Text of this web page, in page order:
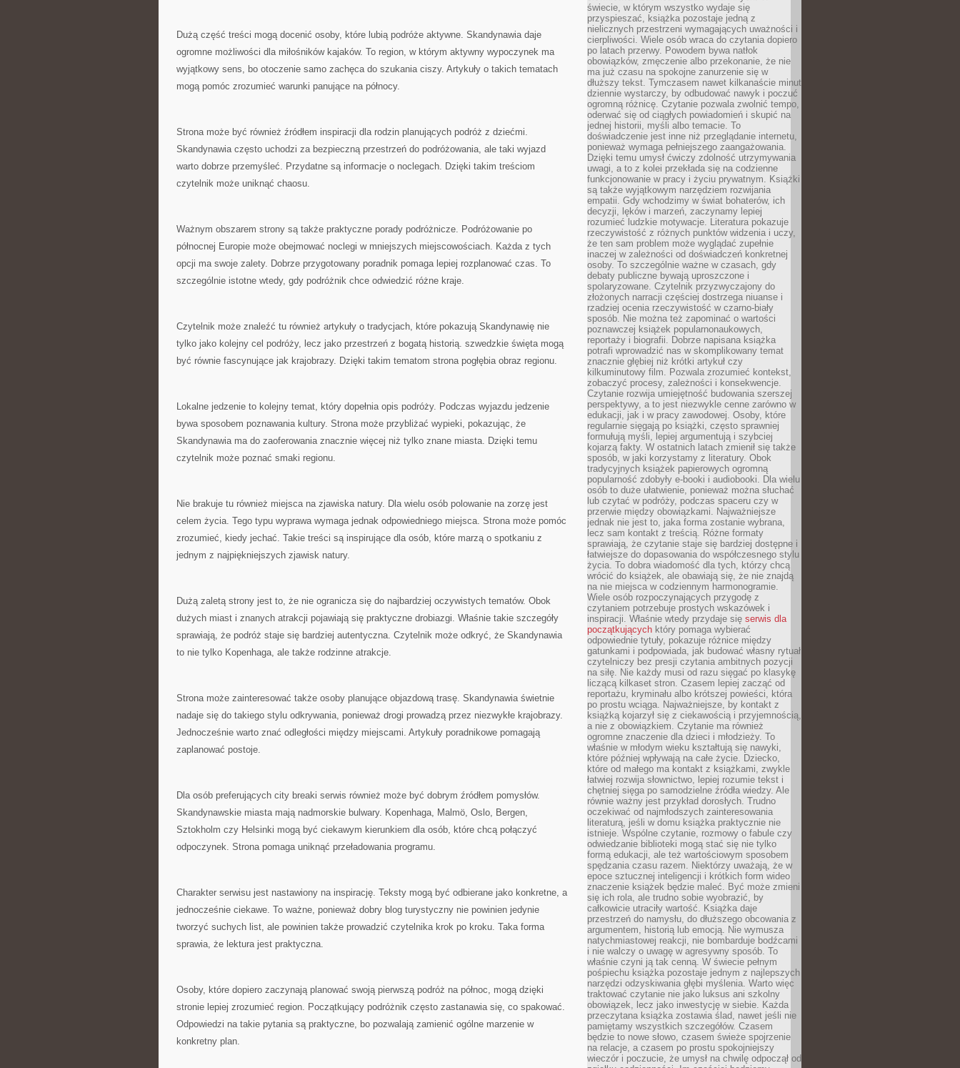
Dużą część treści mogą docenić osoby, które lubią podróże aktywne. Skandynawia daje
ogromne możliwości dla miłośników kajaków. To region, w którym aktywny wypoczynek ma
wyjątkowy sens, bo otoczenie samo zachęca do szukania ciszy. Artykuły o takich tematach
mogą pomóc zrozumieć warunki panujące na północy.
Strona może być również źródłem inspiracji dla rodzin planujących podróż z dziećmi.
Skandynawia często uchodzi za bezpieczną przestrzeń do podróżowania, ale taki wyjazd
warto dobrze przemyśleć. Przydatne są informacje o noclegach. Dzięki takim treściom
czytelnik może uniknąć chaosu.
Ważnym obszarem strony są także praktyczne porady podróżnicze. Podróżowanie po
północnej Europie może obejmować noclegi w mniejszych miejscowościach. Każda z tych
opcji ma swoje zalety. Dobrze przygotowany poradnik pomaga lepiej rozplanować czas. To
szczególnie istotne wtedy, gdy podróżnik chce odwiedzić różne kraje.
Czytelnik może znaleźć tu również artykuły o tradycjach, które pokazują Skandynawię nie
tylko jako kolejny cel podróży, lecz jako przestrzeń z bogatą historią. szwedzkie święta mogą
być równie fascynujące jak krajobrazy. Dzięki takim tematom strona pogłębia obraz regionu.
Lokalne jedzenie to kolejny temat, który dopełnia opis podróży. Podczas wyjazdu jedzenie
bywa sposobem poznawania kultury. Strona może przybliżać wypieki, pokazując, że
Skandynawia ma do zaoferowania znacznie więcej niż tylko znane miasta. Dzięki temu
czytelnik może poznać smaki regionu.
Nie brakuje tu również miejsca na zjawiska natury. Dla wielu osób polowanie na zorzę jest
celem życia. Tego typu wyprawa wymaga jednak odpowiedniego miejsca. Strona może pomóc
zrozumieć, kiedy jechać. Takie treści są inspirujące dla osób, które marzą o spotkaniu z
jednym z najpiękniejszych zjawisk natury.
Dużą zaletą strony jest to, że nie ogranicza się do najbardziej oczywistych tematów. Obok
dużych miast i znanych atrakcji pojawiają się praktyczne drobiazgi. Właśnie takie szczegóły
sprawiają, że podróż staje się bardziej autentyczna. Czytelnik może odkryć, że Skandynawia
to nie tylko Kopenhaga, ale także rodzinne atrakcje.
Strona może zainteresować także osoby planujące objazdową trasę. Skandynawia świetnie
nadaje się do takiego stylu odkrywania, ponieważ drogi prowadzą przez niezwykłe krajobrazy.
Jednocześnie warto znać odległości między miejscami. Artykuły poradnikowe pomagają
zaplanować postoje.
Dla osób preferujących city breaki serwis również może być dobrym źródłem pomysłów.
Skandynawskie miasta mają nadmorskie bulwary. Kopenhaga, Malmö, Oslo, Bergen,
Sztokholm czy Helsinki mogą być ciekawym kierunkiem dla osób, które chcą połączyć
odpoczynek. Strona pomaga uniknąć przeładowania programu.
Charakter serwisu jest nastawiony na inspirację. Teksty mogą być odbierane jako konkretne, a
jednocześnie ciekawe. To ważne, ponieważ dobry blog turystyczny nie powinien jedynie
tworzyć suchych list, ale powinien także prowadzić czytelnika krok po kroku. Taka forma
sprawia, że lektura jest praktyczna.
Osoby, które dopiero zaczynają planować swoją pierwszą podróż na północ, mogą dzięki
stronie lepiej zrozumieć region. Początkujący podróżnik często zastanawia się, co spakować.
Odpowiedzi na takie pytania są praktyczne, bo pozwalają zamienić ogólne marzenie w
konkretny plan.
świecie, w którym wszystko wydaje się
przyspieszać, książka pozostaje jedną z
nielicznych przestrzeni wymagających uważności i
cierpliwości. Wiele osób wraca do czytania dopiero
po latach przerwy. Powodem bywa natłok
obowiązków, zmęczenie albo przekonanie, że nie
ma już czasu na spokojne zanurzenie się w
dłuższy tekst. Tymczasem nawet kilkanaście minut
dziennie wystarczy, by odbudować nawyk i poczuć
ogromną różnicę. Czytanie pozwala zwolnić tempo,
oderwać się od ciągłych powiadomień i skupić na
jednej historii, myśli albo temacie. To
doświadczenie jest inne niż przeglądanie internetu,
ponieważ wymaga pełniejszego zaangażowania.
Dzięki temu umysł ćwiczy zdolność utrzymywania
uwagi, a to z kolei przekłada się na codzienne
funkcjonowanie w pracy i życiu prywatnym. Książki
są także wyjątkowym narzędziem rozwijania
empatii. Gdy wchodzimy w świat bohaterów, ich
decyzji, lęków i marzeń, zaczynamy lepiej
rozumieć ludzkie motywacje. Literatura pokazuje
rzeczywistość z różnych punktów widzenia i uczy,
że ten sam problem może wyglądać zupełnie
inaczej w zależności od doświadczeń konkretnej
osoby. To szczególnie ważne w czasach, gdy
debaty publiczne bywają uproszczone i
spolaryzowane. Czytelnik przyzwyczajony do
złożonych narracji częściej dostrzega niuanse i
rzadziej ocenia rzeczywistość w czarno-biały
sposób. Nie można też zapominać o wartości
poznawczej książek popularnonaukowych,
reportaży i biografii. Dobrze napisana książka
potrafi wprowadzić nas w skomplikowany temat
znacznie głębiej niż krótki artykuł czy
kilkuminutowy film. Pozwala zrozumieć kontekst,
zobaczyć procesy, zależności i konsekwencje.
Czytanie rozwija umiejętność budowania szerszej
perspektywy, a to jest niezwykle cenne zarówno w
edukacji, jak i w pracy zawodowej. Osoby, które
regularnie sięgają po książki, często sprawniej
formułują myśli, lepiej argumentują i szybciej
kojarzą fakty. W ostatnich latach zmienił się także
sposób, w jaki korzystamy z literatury. Obok
tradycyjnych książek papierowych ogromną
popularność zdobyły e-booki i audiobooki. Dla wielu
osób to duże ułatwienie, ponieważ można słuchać
lub czytać w podróży, podczas spaceru czy w
przerwie między obowiązkami. Najważniejsze
jednak nie jest to, jaka forma zostanie wybrana,
lecz sam kontakt z treścią. Różne formaty
sprawiają, że czytanie staje się bardziej dostępne i
łatwiejsze do dopasowania do współczesnego stylu
życia. To dobra wiadomość dla tych, którzy chcą
wrócić do książek, ale obawiają się, że nie znajdą
na nie miejsca w codziennym harmonogramie.
Wiele osób rozpoczynających przygodę z
czytaniem potrzebuje prostych wskazówek i
inspiracji. Właśnie wtedy przydaje się serwis dla
początkujących który pomaga wybierać
odpowiednie tytuły, pokazuje różnice między
gatunkami i podpowiada, jak budować własny rytuał
czytelniczy bez presji czytania ambitnych pozycji
na siłę. Nie każdy musi od razu sięgać po klasykę
liczącą kilkaset stron. Czasem lepiej zacząć od
reportażu, kryminału albo krótszej powieści, która
po prostu wciąga. Najważniejsze, by kontakt z
książką kojarzył się z ciekawością i przyjemnością,
a nie z obowiązkiem. Czytanie ma również
ogromne znaczenie dla dzieci i młodzieży. To
właśnie w młodym wieku kształtują się nawyki,
które później wpływają na całe życie. Dziecko,
które od małego ma kontakt z książkami, zwykle
łatwiej rozwija słownictwo, lepiej rozumie tekst i
chętniej sięga po samodzielne źródła wiedzy. Ale
równie ważny jest przykład dorosłych. Trudno
oczekiwać od najmłodszych zainteresowania
literaturą, jeśli w domu książka praktycznie nie
istnieje. Wspólne czytanie, rozmowy o fabule czy
odwiedzanie biblioteki mogą stać się nie tylko
formą edukacji, ale też wartościowym sposobem
spędzania czasu razem. Niektórzy uważają, że w
epoce sztucznej inteligencji i krótkich form wideo
znaczenie książek będzie maleć. Być może zmieni
się ich rola, ale trudno sobie wyobrazić, by
całkowicie utraciły wartość. Książka daje
przestrzeń do namysłu, do dłuższego obcowania z
argumentem, historią lub emocją. Nie wymusza
natychmiastowej reakcji, nie bombarduje bodźcami
i nie walczy o uwagę w agresywny sposób. To
właśnie czyni ją tak cenną. W świecie pełnym
pośpiechu książka pozostaje jednym z najlepszych
narzędzi odzyskiwania głębi myślenia. Warto więc
traktować czytanie nie jako luksus ani szkolny
obowiązek, lecz jako inwestycję w siebie. Każda
przeczytana książka zostawia ślad, nawet jeśli nie
pamiętamy wszystkich szczegółów. Czasem
będzie to nowe słowo, czasem świeże spojrzenie
na relacje, a czasem po prostu spokojniejszy
wieczór i poczucie, że umysł na chwilę odpoczął od